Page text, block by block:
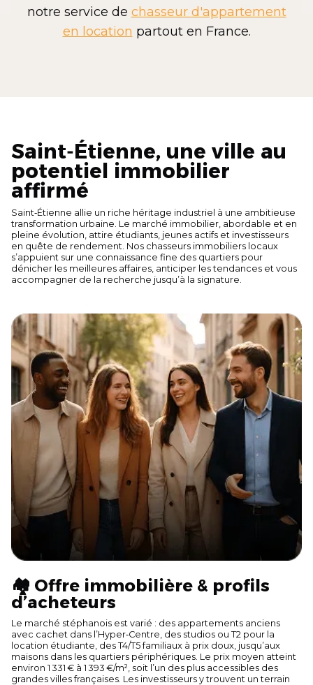
notre service de chasseur d'appartement
en location partout en France.
Saint‑Étienne, une ville au
potentiel immobilier
affirmé
Saint‑Étienne allie un riche héritage industriel à une ambitieuse
transformation urbaine. Le marché immobilier, abordable et en
pleine évolution, attire étudiants, jeunes actifs et investisseurs
en quête de rendement. Nos chasseurs immobiliers locaux
s’appuient sur une connaissance fine des quartiers pour
dénicher les meilleures affaires, anticiper les tendances et vous
accompagner de la recherche jusqu’à la signature.
🏘️ Offre immobilière & profils
d’acheteurs
Le marché stéphanois est varié : des appartements anciens
avec cachet dans l’Hyper‑Centre, des studios ou T2 pour la
location étudiante, des T4/T5 familiaux à prix doux, jusqu’aux
maisons dans les quartiers périphériques. Le prix moyen atteint
environ 1 331 € à 1 393 €/m², soit l’un des plus accessibles des
grandes villes françaises. Les investisseurs y trouvent un terrain